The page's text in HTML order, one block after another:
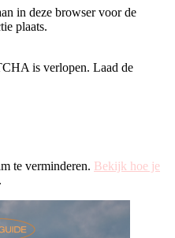
in deze browser voor de
plaats.
is verlopen. Laad de
te verminderen. Bekijk hoe je
.